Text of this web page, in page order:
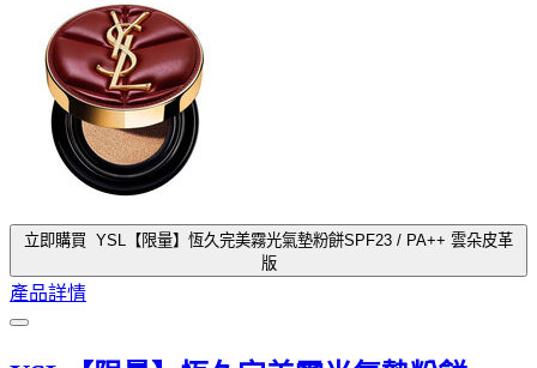
立即購買 YSL【限量】恆久完美霧光氣墊粉餅SPF23 / PA++ 雲朵皮革
版
產品詳情